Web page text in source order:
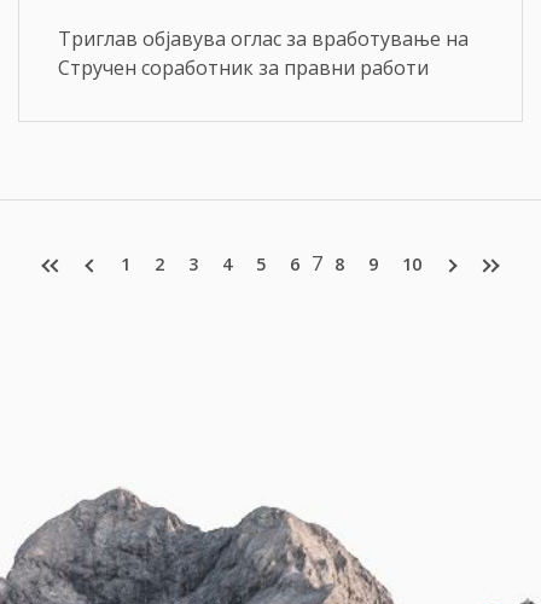
Триглав објавува оглас за вработување на
Стручен соработник за правни работи
1 2 3 4 5 6 7 8 9 10